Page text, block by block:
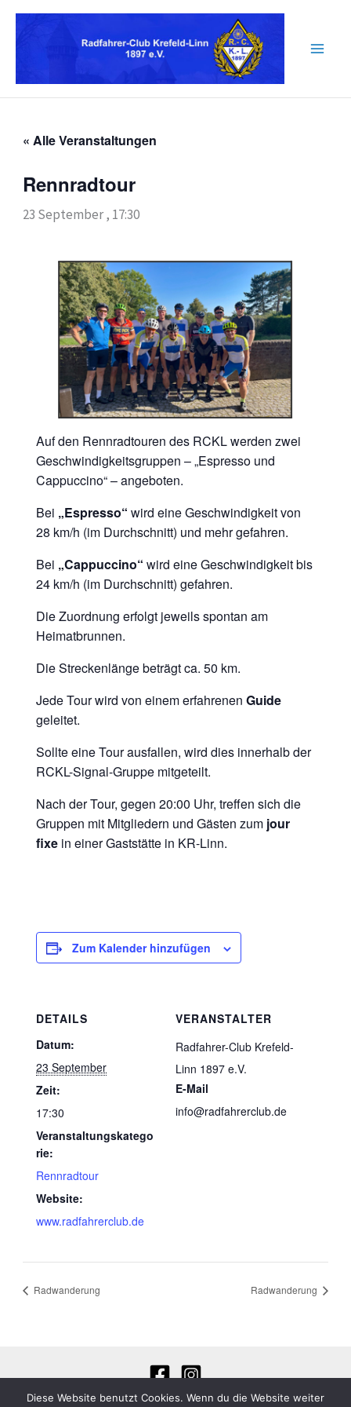
Zum
« Alle Veranstaltungen
Rennradtour
23 September , 17:30
Auf den Rennradtouren des RCKL werden zwei
Geschwindigkeitsgruppen – „Espresso und
Cappuccino“ – angeboten.
Bei „Espresso“ wird eine Geschwindigkeit von
28 km/h (im Durchschnitt) und mehr gefahren.
Bei „Cappuccino“ wird eine Geschwindigkeit bis
24 km/h (im Durchschnitt) gefahren.
Die Zuordnung erfolgt jeweils spontan am
Heimatbrunnen.
Die Streckenlänge beträgt ca. 50 km.
Jede Tour wird von einem erfahrenenGuide
geleitet.
Sollte eine Tour ausfallen, wird dies innerhalb der
RCKL-Signal-Gruppe mitgeteilt.
Nach der Tour, gegen 20:00 Uhr, treffen sich die
Gruppen mit Mitgliedern und Gästen zum jour
fixe in einer Gaststätte in KR-Linn.
Zum Kalender hinzufügen
DETAILS
Datum:
23 September
Zeit:
17:30
Veranstaltungskatego
rie:
Rennradtour
Website:
www.radfahrerclub.de
VERANSTALTER
Radfahrer-Club Krefeld-
Linn 1897 e.V.
E-Mail
info@radfahrerclub.de
Radwanderung Radwanderung
Diese Website benutzt Cookies. Wenn du die Website weiter